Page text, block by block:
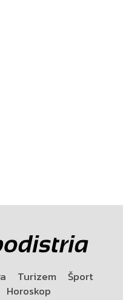
Turizem
Šport
Horoskop